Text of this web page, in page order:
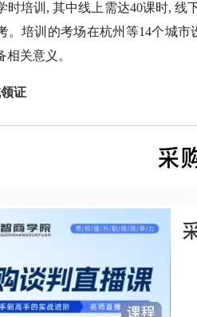
时培训, 其中线上需达40课时, 线
。培训的考场在杭州等14个城
相关意义。
证